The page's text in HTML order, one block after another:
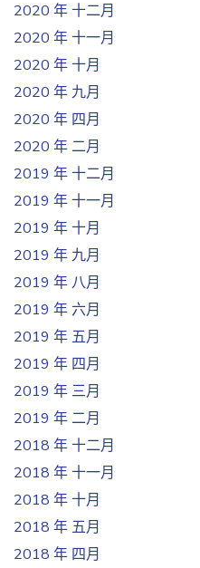
2020 年 十二月
2020 年 十一月
2020 年 十月
2020 年 九月
2020 年 四月
2020 年 二月
2019 年 十二月
2019 年 十一月
2019 年 十月
2019 年 九月
2019 年 八月
2019 年 六月
2019 年 五月
2019 年 四月
2019 年 三月
2019 年 二月
2018 年 十二月
2018 年 十一月
2018 年 十月
2018 年 五月
2018 年 四月